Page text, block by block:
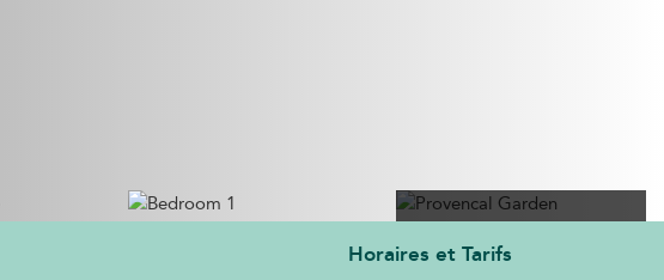
Voir les 5 photos
Horaires et Tarifs